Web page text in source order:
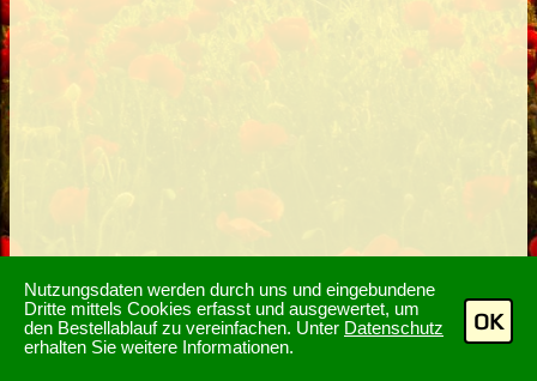
Nutzungsdaten werden durch uns und eingebundene
Dritte mittels Cookies erfasst und ausgewertet, um
den Bestellablauf zu vereinfachen. Unter Datenschutz
erhalten Sie weitere Informationen.
OK